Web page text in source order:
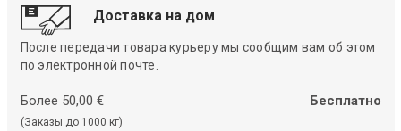
Доставка на дом
После передачи товара курьеру мы сообщим вам об этом
по электронной почте.
Более 50,00 €
(Заказы до 1000 кг)
Бесплатно